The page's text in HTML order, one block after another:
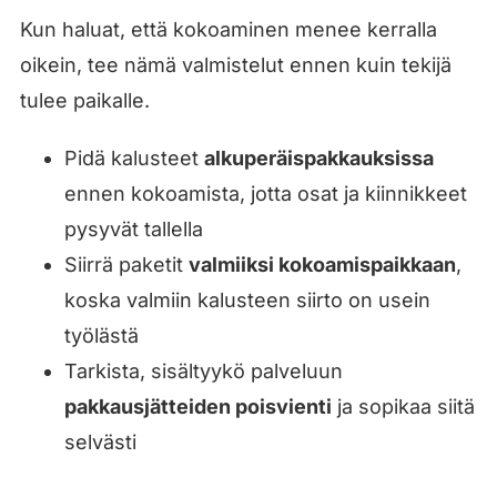
Kun haluat, että kokoaminen menee kerralla
oikein, tee nämä valmistelut ennen kuin tekijä
tulee paikalle.
Pidä kalusteet alkuperäispakkauksissa
ennen kokoamista, jotta osat ja kiinnikkeet
pysyvät tallella
Siirrä paketit valmiiksi kokoamispaikkaan,
koska valmiin kalusteen siirto on usein
työlästä
Tarkista, sisältyykö palveluun
pakkausjätteiden poisvienti ja sopikaa siitä
selvästi